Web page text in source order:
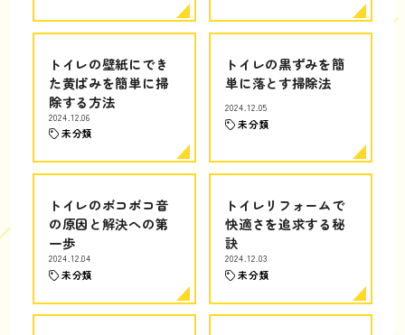
トイレの壁紙にでき
た黄ばみを簡単に掃
除する方法
2024.12.06
未分類
トイレの黒ずみを簡
単に落とす掃除法
2024.12.05
未分類
トイレのボコボコ音
の原因と解決への第
一歩
2024.12.04
未分類
トイレリフォームで
快適さを追求する秘
訣
2024.12.03
未分類